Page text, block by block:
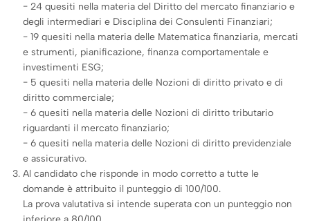
− 24 quesiti nella materia del Diritto del mercato finanziario e
degli intermediari e Disciplina dei Consulenti Finanziari;
− 19 quesiti nella materia delle Matematica finanziaria, mercati
e strumenti, pianificazione, finanza comportamentale e
investimenti ESG;
− 5 quesiti nella materia delle Nozioni di diritto privato e di
diritto commerciale;
− 6 quesiti nella materia delle Nozioni di diritto tributario
riguardanti il mercato finanziario;
− 6 quesiti nella materia delle Nozioni di diritto previdenziale
e assicurativo.
Al candidato che risponde in modo corretto a tutte le
domande è attribuito il punteggio di 100/100.
La prova valutativa si intende superata con un punteggio non